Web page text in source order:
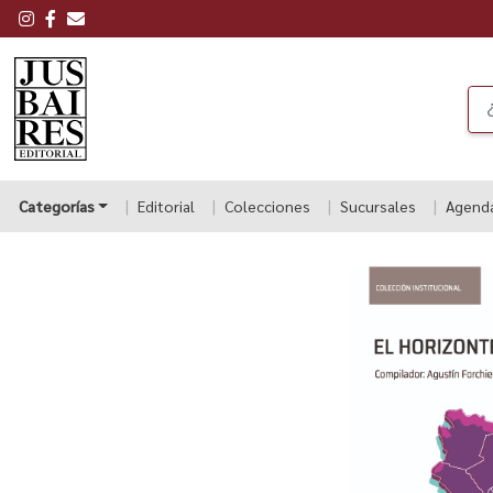
Categorías Editorial Colecciones Sucursales